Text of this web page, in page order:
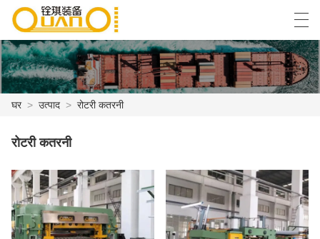
घर
उत्पाद
समाचार
मामला
العربية বাংলা ভাষার English Español
घर > उत्पाद > रोटरी कतरनी
रोटरी कतरनी